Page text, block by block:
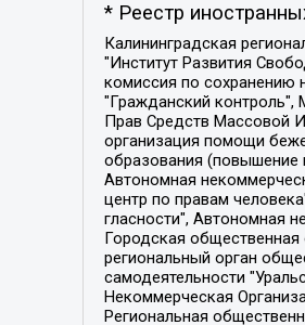
* Реестр
Калининградская региональная общественная организация "Экозащита!-Женсовет", Фонд содействия защите прав и свобод граждан "Общественный вердикт", Фонд "Институт Развития Свободы Информации", Частное учреждение "Информационное агентство МЕМО. РУ", Региональная общественная организация "Общественная комиссия по сохранению наследия академика Сахарова", Фонд поддержки свободы прессы, Санкт-Петербургская общественная правозащитная организация "Гражданский контроль", Межрегиональная общественная организация "Информационно-просветительский центр "Мемориал", Региональный Фонд "Центр Защиты Прав Средств Массовой Информации", с 05.12.2023 Фонд "Центр Защиты Прав Средств массовой информации", Региональная общественная благотворительная организация помощи беженцам и мигрантам "Гражданское содействие", Негосударственное образовательное учреждение дополнительного профессионального образования (повышение квалификации) специалистов "АКАДЕМИЯ ПО ПРАВАМ ЧЕЛОВЕКА", Свердловская региональная общественная организация "Сутяжник", Автономная некоммерческая организация "Центр независимых социологических исследований", Союз общественных объединений "Российский исследовательский центр по правам человека", Региональное общественное учреждение научно-информационный центр "МЕМОРИАЛ", Некоммерческая организация "Фонд защиты гласности", Автономная некоммерческая организация "Институт прав человека", Городская общественная организация "Екатеринбургское общество "МЕМОРИАЛ", Городская общественная организация